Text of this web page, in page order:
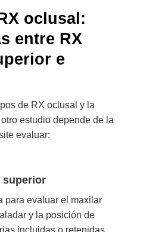
oclusal:
entre RX
e
de RX oclusal y la
estudio depende de la
evaluar:
superior
para evaluar el maxilar
y la posición de
incluidas o retenidas